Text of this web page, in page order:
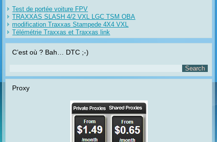
Test de portée voiture FPV
TRAXXAS SLASH 4/2 VXL LGC TSM OBA
modification Traxxas Stampede 4X4 VXL
Télémétrie Traxxas et Traxxas link
C’est où ? Bah… DTC ;-)
Proxy